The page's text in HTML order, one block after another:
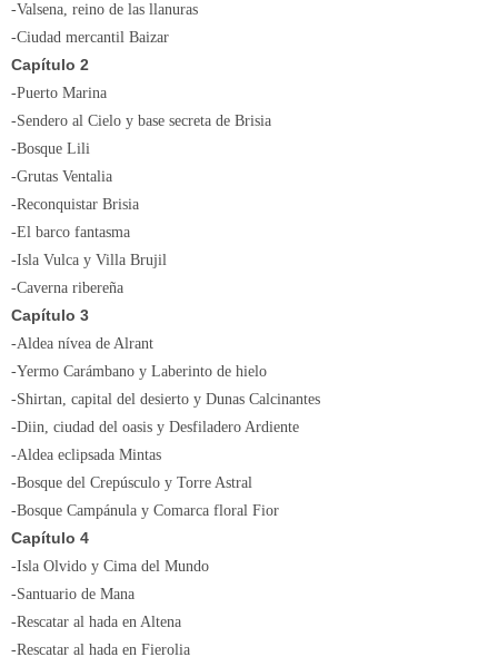
-Valsena, reino de las llanuras
-Ciudad mercantil Baizar
Capítulo 2
-Puerto Marina
-Sendero al Cielo y base secreta de Brisia
-Bosque Lili
-Grutas Ventalia
-Reconquistar Brisia
-El barco fantasma
-Isla Vulca y Villa Brujil
-Caverna ribereña
Capítulo 3
-Aldea nívea de Alrant
-Yermo Carámbano y Laberinto de hielo
-Shirtan, capital del desierto y Dunas Calcinantes
-Diin, ciudad del oasis y Desfiladero Ardiente
-Aldea eclipsada Mintas
-Bosque del Crepúsculo y Torre Astral
-Bosque Campánula y Comarca floral Fior
Capítulo 4
-Isla Olvido y Cima del Mundo
-Santuario de Mana
-Rescatar al hada en Altena
-Rescatar al hada en Fierolia